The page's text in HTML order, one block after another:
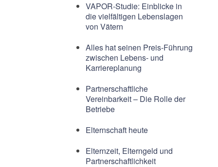
VAPOR-Studie: Einblicke in
die vielfältigen Lebenslagen
von Vätern
Alles hat seinen Preis-Führung
zwischen Lebens- und
Karriereplanung
Partnerschaftliche
Vereinbarkeit – Die Rolle der
Betriebe
Elternschaft heute
Elternzeit, Elterngeld und
Partnerschaftlichkeit